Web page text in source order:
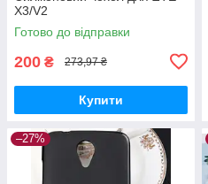
X3/V2
Готово до відправки
200 ₴ 273,97 ₴
Купити
–27%